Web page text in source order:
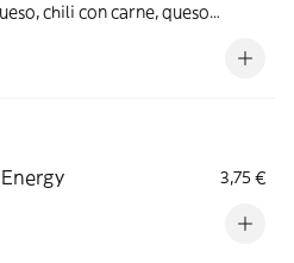
chili con carne, queso
3,75 €